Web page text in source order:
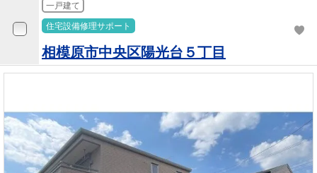
一戸建て
住宅設備修理サポート
相模原市中央区陽光台５丁目